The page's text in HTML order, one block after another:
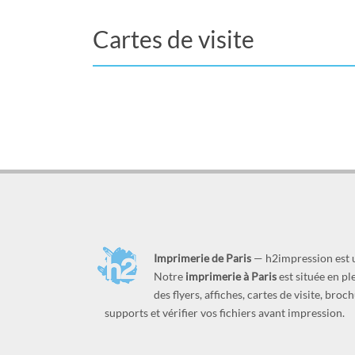
Cartes de visite
Imprimerie de Paris — h2impression est
Notre imprimerie à Parisest située en
des flyers, affiches, cartes de visite,
supports et vérifier vos fichiers avant impression.